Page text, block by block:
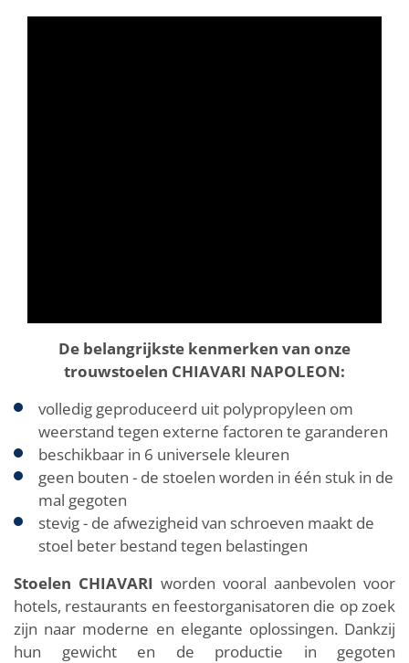
De belangrijkste kenmerken van onze
trouwstoelen CHIAVARI NAPOLEON:
volledig geproduceerd uit polypropyleen om
weerstand tegen externe factoren te garanderen
beschikbaar in 6 universele kleuren
geen bouten - de stoelen worden in één stuk in de
mal gegoten
stevig - de afwezigheid van schroeven maakt de
stoel beter bestand tegen belastingen
Stoelen CHIAVARI worden vooral aanbevolen voor
hotels, restaurants en feestorganisatoren die op zoek
zijn naar moderne en elegante oplossingen. Dankzij
hun gewicht en de productie in gegoten